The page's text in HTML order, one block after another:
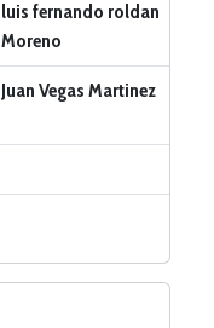
luis fernando roldan
Moreno
Juan Vegas Martinez